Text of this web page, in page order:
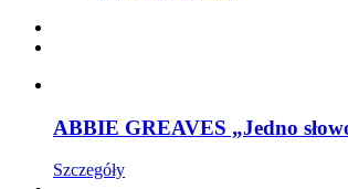
ABBIE GREAVES „Jedno
Szczegóły